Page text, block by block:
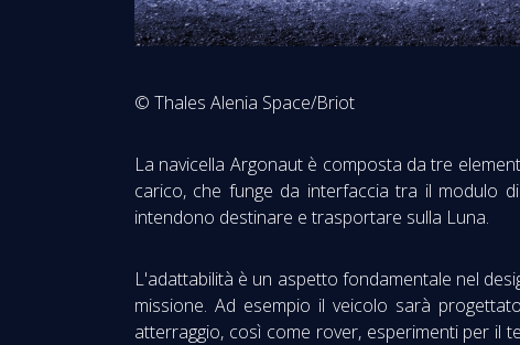
© Thales Alenia Space/Briot
La navicella Argonaut è composta da tre
carico, che funge da interfaccia tra il modulo
intendono destinare e trasportare sulla Luna.
L'adattabilità è un aspetto fondamentale nel
missione. Ad esempio il veicolo sarà
atterraggio, così come rover, esperimenti per il